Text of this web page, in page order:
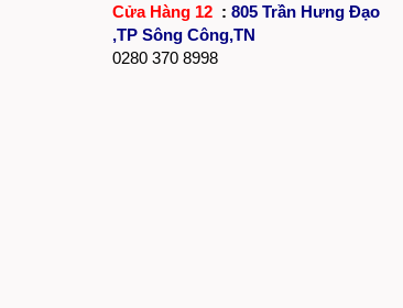
Cửa Hàng 12 : 805 Trần Hưng Đạo
,TP Sông Công,TN
0280 370 8998